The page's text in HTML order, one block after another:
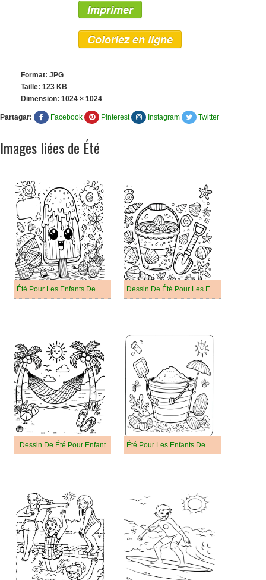
Imprimer
Coloriez en ligne
Format: JPG
Taille: 123 KB
Dimension: 1024 × 1024
Partagar: Facebook Pinterest Instagram Twitter
Images liées de Été
Été Pour Les Enfants De 2 An Dessin De Été Pour Les Enfants
Dessin De Été Pour Enfant Été Pour Les Enfants De 4 An